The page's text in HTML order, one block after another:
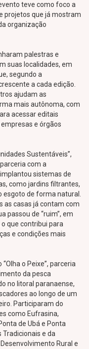
teve como foco a
projetos que já mostram
organização
palestras e
suas localidades, em
segundo a
a cada edição.
ajudam as
mais autônoma, com
acessar editais
e órgãos
Sustentáveis”,
com a
sistemas de
como jardins filtrantes,
de forma natural.
as casas já contam com
passou de “ruim”, em
o que contribui para
e condições mais
o Peixe”, parceria
da pesca
no litoral paranaense,
ao longo de um
Participaram do
como Eufrasina,
de Ubá e Ponta
Tradicionais e da
Rural e